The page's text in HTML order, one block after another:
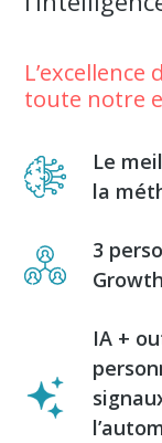
toute notre
Le
la
3
IA +